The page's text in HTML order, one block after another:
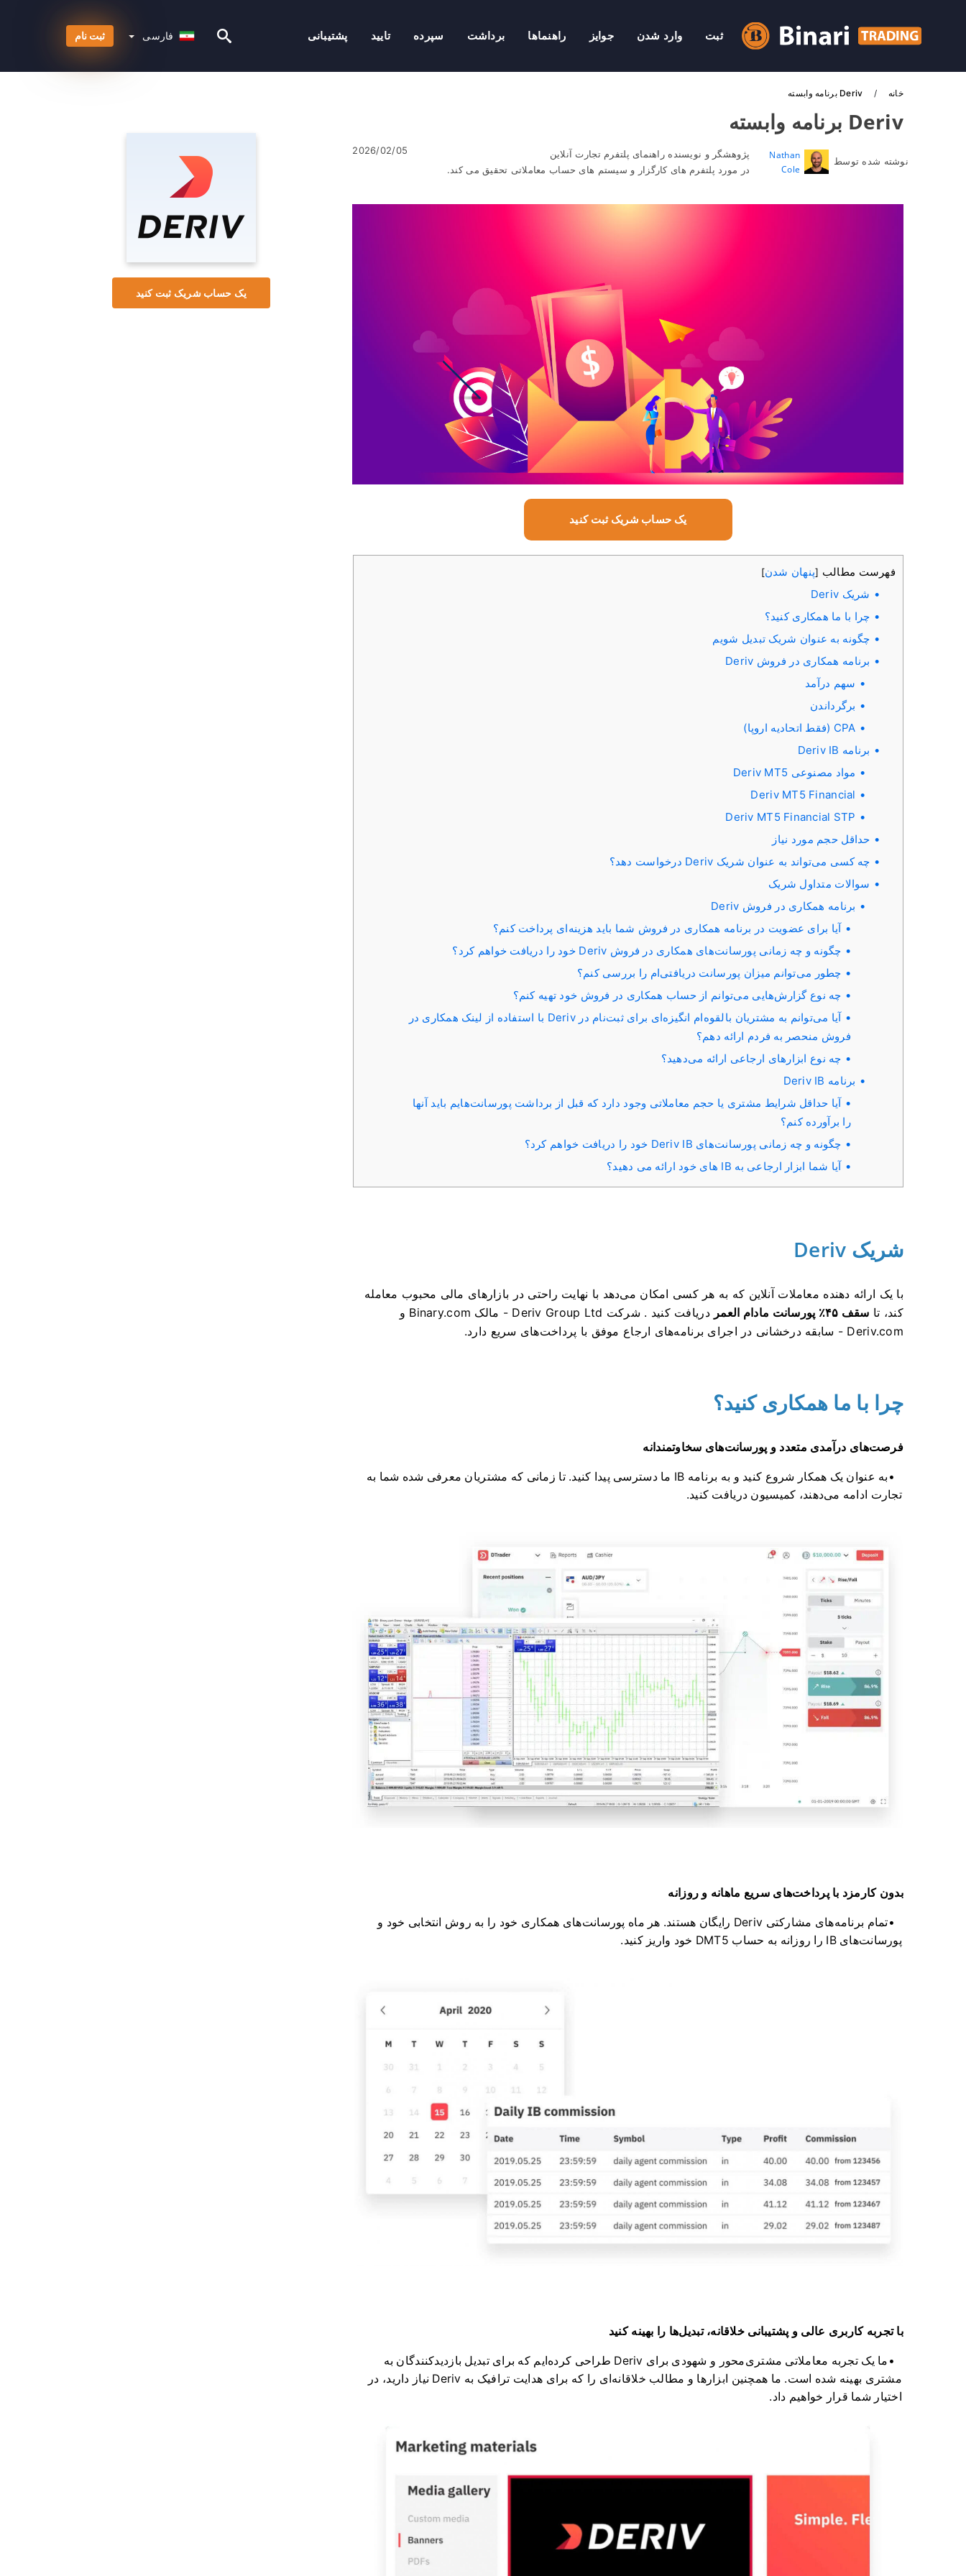
پشتیبانی تایید سپرده برداشت راهنماها جوایز وارد شدن ثبت فارسی ثبت نام
خانه Deriv برنامه وابسته
Deriv برنامه وابسته
نوشته شده توسط
Nathan
Cole
پژوهشگر و نویسنده راهنمای پلتفرم تجارت آنلاین
در مورد پلتفرم های کارگزار و سیستم های حساب معاملاتی تحقیق می کند.
2026/02/05
یک حساب شریک ثبت کنید
فهرست مطالب [پنهان شدن]
شریک Deriv
چرا با ما همکاری کنید؟
چگونه به عنوان شریک تبدیل شویم
برنامه همکاری در فروش Deriv
سهم درآمد
برگرداندن
CPA (فقط اتحادیه اروپا)
برنامه Deriv IB
مواد مصنوعی Deriv MT5
Deriv MT5 Financial
Deriv MT5 Financial STP
حداقل حجم مورد نیاز
چه کسی می‌تواند به عنوان شریک Deriv درخواست دهد؟
سوالات متداول شریک
برنامه همکاری در فروش Deriv
آیا برای عضویت در برنامه همکاری در فروش شما باید هزینه‌ای پرداخت کنم؟
چگونه و چه زمانی پورسانت‌های همکاری در فروش Deriv خود را دریافت خواهم کرد؟
چطور می‌توانم میزان پورسانت دریافتی‌ام را بررسی کنم؟
چه نوع گزارش‌هایی می‌توانم از حساب همکاری در فروش خود تهیه کنم؟
آیا می‌توانم به مشتریان بالقوه‌ام انگیزه‌ای برای ثبت‌نام در Deriv با استفاده از لینک همکاری در
فروش منحصر به فردم ارائه دهم؟
چه نوع ابزارهای ارجاعی ارائه می‌دهید؟
برنامه Deriv IB
آیا حداقل شرایط مشتری یا حجم معاملاتی وجود دارد که قبل از برداشت پورسانت‌هایم باید آنها
را برآورده کنم؟
چگونه و چه زمانی پورسانت‌های Deriv IB خود را دریافت خواهم کرد؟
آیا شما ابزار ارجاعی به IB های خود ارائه می دهید؟
شریک Deriv
با یک ارائه دهنده معاملات آنلاین که به هر کسی امکان می‌دهد با نهایت راحتی در بازارهای مالی محبوب معامله
کند، تا سقف ۴۵٪ پورسانت مادام العمر
دریافت کنید . شرکت Deriv Group Ltd - مالک Binary.com و
Deriv.com - سابقه درخشانی در اجرای برنامه‌های ارجاع موفق با پرداخت‌های سریع دارد.
چرا با ما همکاری کنید؟
فرصت‌های درآمدی متعدد و پورسانت‌های سخاوتمندانه
به عنوان یک همکار شروع کنید و به برنامه IB ما دسترسی پیدا کنید. تا زمانی که مشتریان معرفی شده شما به
تجارت ادامه می‌دهند، کمیسیون دریافت کنید.
بدون کارمزد با پرداخت‌های سریع ماهانه و روزانه
تمام برنامه‌های مشارکتی Deriv رایگان هستند. هر ماه پورسانت‌های همکاری خود را به روش انتخابی خود و
پورسانت‌های IB را روزانه به حساب DMT5 خود واریز کنید.
با تجربه کاربری عالی و پشتیبانی خلاقانه، تبدیل‌ها را بهینه کنید
ما یک تجربه معاملاتی مشتری‌محور و شهودی برای Deriv طراحی کرده‌ایم که برای تبدیل بازدیدکنندگان به
مشتری بهینه شده است. ما همچنین ابزارها و مطالب خلاقانه‌ای را که برای هدایت ترافیک به Deriv نیاز دارید، در
اختیار شما قرار خواهیم داد.
یک حساب شریک ثبت کنید